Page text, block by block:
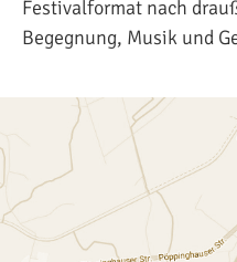
Festivalformat nach
Begegnung, Musik und